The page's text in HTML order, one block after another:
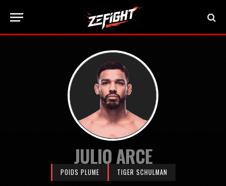
JULIO ARCE
POIDS PLUME TIGER SCHULMAN